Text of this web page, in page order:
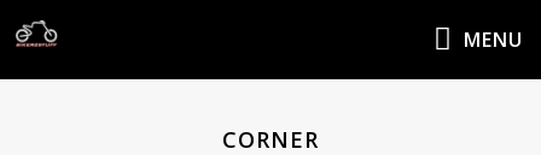
MENU
CORNER